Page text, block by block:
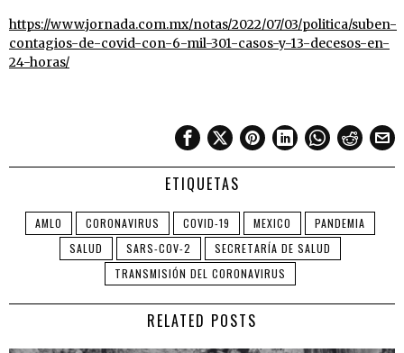
https://www.jornada.com.mx/notas/2022/07/03/politica/suben-
contagios-de-covid-con-6-mil-301-casos-y-13-decesos-en-
24-horas/
ETIQUETAS
AMLO CORONAVIRUS COVID-19 MEXICO
PANDEMIA
SALUD
SARS-COV-2
SECRETARÍA DE SALUD
TRANSMISIÓN DEL CORONAVIRUS
RELATED POSTS